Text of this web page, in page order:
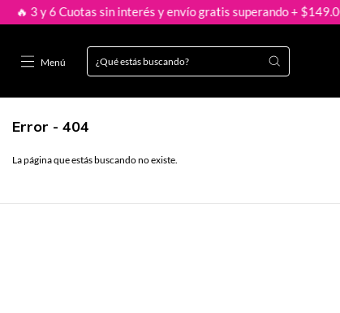
Cuotas sin interés y envío gratis superando + $149.000 🔥
Menú
Error - 404
La página que estás buscando no existe.